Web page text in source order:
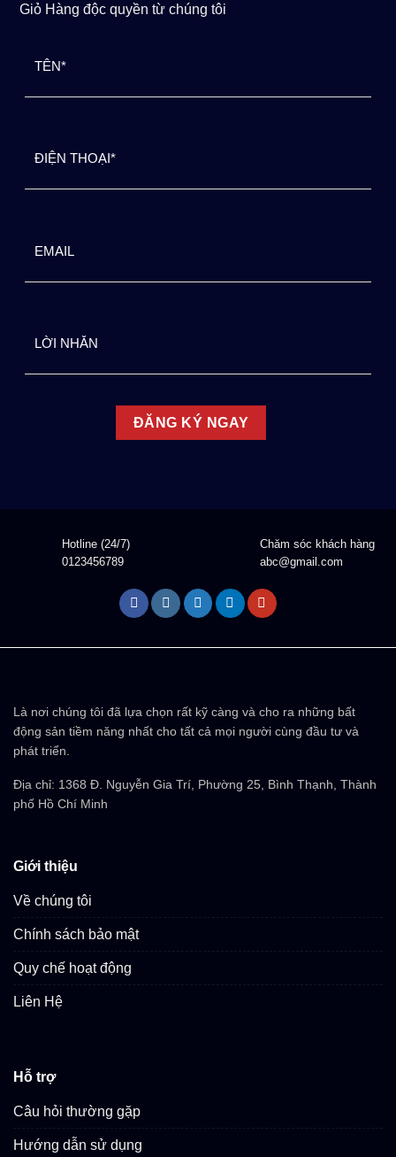
Giỏ Hàng độc quyền từ chúng tôi
Hotline (24/7)
0123456789
Chăm sóc khách hàng
abc@gmail.com
Là nơi chúng tôi đã lựa chọn rất kỹ càng và cho ra những bất
động sản tiềm năng nhất cho tất cả mọi người cùng đầu tư và
phát triển.
Địa chỉ: 1368 Đ. Nguyễn Gia Trí, Phường 25, Bình Thạnh, Thành
phố Hồ Chí Minh
Giới thiệu
Về chúng tôi
Chính sách bảo mật
Quy chế hoạt động
Liên Hệ
Hỗ trợ
Câu hỏi thường gặp
Hướng dẫn sử dụng